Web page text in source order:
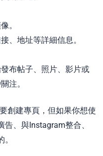
。
、地址等詳細信息。
布帖子、照片、影片或
注。
創建專頁，但如果你想使
、與Instagram整合、